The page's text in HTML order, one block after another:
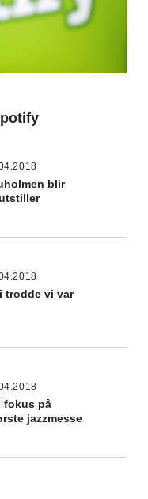
blir
trodde vi var
fokus på
jazzmesse